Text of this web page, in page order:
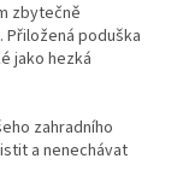
zbytečně
poduška
jako hezká
zahradního
a nenechávat